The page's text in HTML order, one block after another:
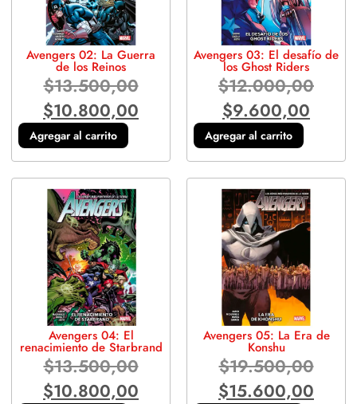
Avengers 02: La Guerra
de los Reinos
$13.500,00
$10.800,00
Agregar al carrito
Avengers 03: El desafío de
los Ghost Riders
$12.000,00
$9.600,00
Agregar al carrito
Avengers 04: El
renacimiento de Starbrand
$13.500,00
$10.800,00
Avengers 05: La Era de
Konshu
$19.500,00
$15.600,00